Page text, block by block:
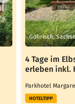
Gohrisch,
4 Tage im
erleben inkl.
Parkhotel
HOTELTIPP